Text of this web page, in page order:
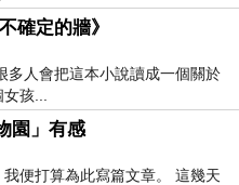
確定的牆》
多人會把這本小說讀成一個關於
孩...
園」有感
便打算為此寫篇文章。 這幾天